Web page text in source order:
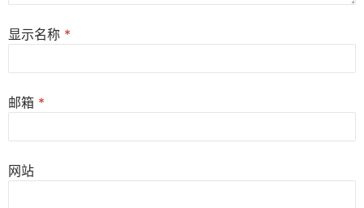
显示名称 *
邮箱 *
网站